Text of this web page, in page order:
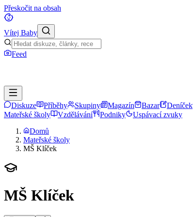
Přeskočit na obsah
Vítej Baby
Feed
Diskuze Příběhy Skupiny Magazín Bazar Deníček
Mateřské školy
Vzdělávání Podniky
Uspávací zvuky
Domů
Mateřské školy
MŠ Klíček
MŠ Klíček